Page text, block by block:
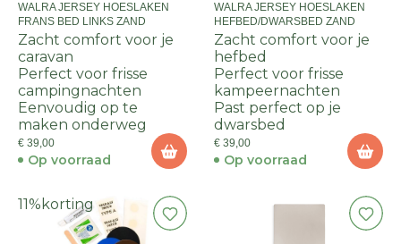
WALRA JERSEY HOESLAKEN
FRANS BED LINKS ZAND
Zacht comfort voor je
caravan
Perfect voor frisse
campingnachten
Eenvoudig op te
maken onderweg
€ 39,00
Op voorraad
WALRA JERSEY HOESLAKEN
HEFBED/DWARSBED ZAND
Zacht comfort voor je
hefbed
Perfect voor frisse
kampeernachten
Past perfect op je
dwarsbed
€ 39,00
Op voorraad
11% korting